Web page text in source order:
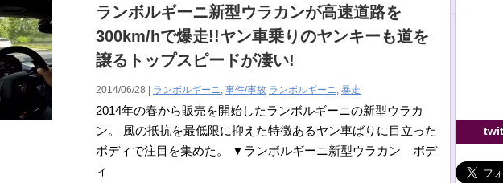
ランボルギーニ新型ウラカンが高速道路を
300km/hで爆走!!ヤン車乗りのヤンキーも道を
譲るトップスピードが凄い!
2014/06/28 | ランボルギーニ, 事件/事故 ランボルギーニ, 暴走
2014年の春から販売を開始したランボルギーニの新型ウラカ
ン。 風の抵抗を最低限に抑えた特徴あるヤン車ばりに目立った
ボディで注目を集めた。 ▼ランボルギーニ新型ウラカン ボデ
ィ